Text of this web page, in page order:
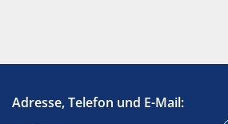
Adresse, Telefon und E-Mail: